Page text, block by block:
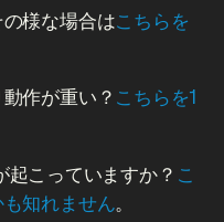
様な場合はこちらを
作が重い？ こちらを1
こっていますか？ こ
知れません